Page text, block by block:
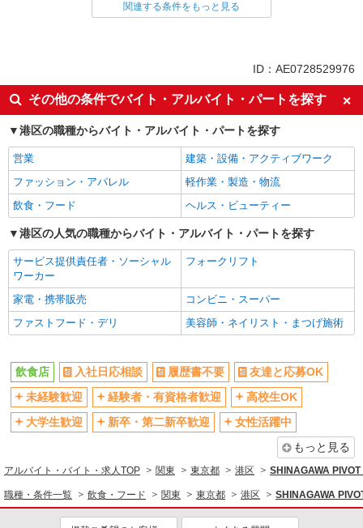
同じ特徴から求人を探す
週2～3日勤務OK
短時間勤務（1日4h以内）OK
オープニングスタッフ
上場企業・上場企業のグループ会
扶養内勤務OK
副業・WワークOK
交通費支給
社会保険あり
まかない・食事補助
社員登用あり
関連する条件をもっと見る
ID：AE0728529976
その他の条件でバイト・アルバイト・パートを探す
港区の職種からバイト・アルバイト・パートを探す
営業
建築・設備・アクティブワーク
ファッション・アパレル
軽作業・製造・物流
飲食・フード
ヘルス・ビューティー
港区の人気の職種からバイト・アルバイト・パートを探す
サービス提供責任者・ソーシャル
ワーカー
フォークリフト
家電・携帯販売
コンビニ・スーパー
ファストフード・デリ
美容師・ネイリスト・まつげ施術
飲食店 入社日応相談 履歴書不要
友達と応募OK
未経験歓迎
経験者・有資格者歓迎
高校生OK
大学生歓迎
新卒・第二新卒歓迎
女性活躍中
もっと見る
アルバイト・バイト・求人TOP 関東 東京都 港区 SHINAGAWA
職種・条件一覧 飲食・フード 関東 東京都 港区 SHINAGAWA